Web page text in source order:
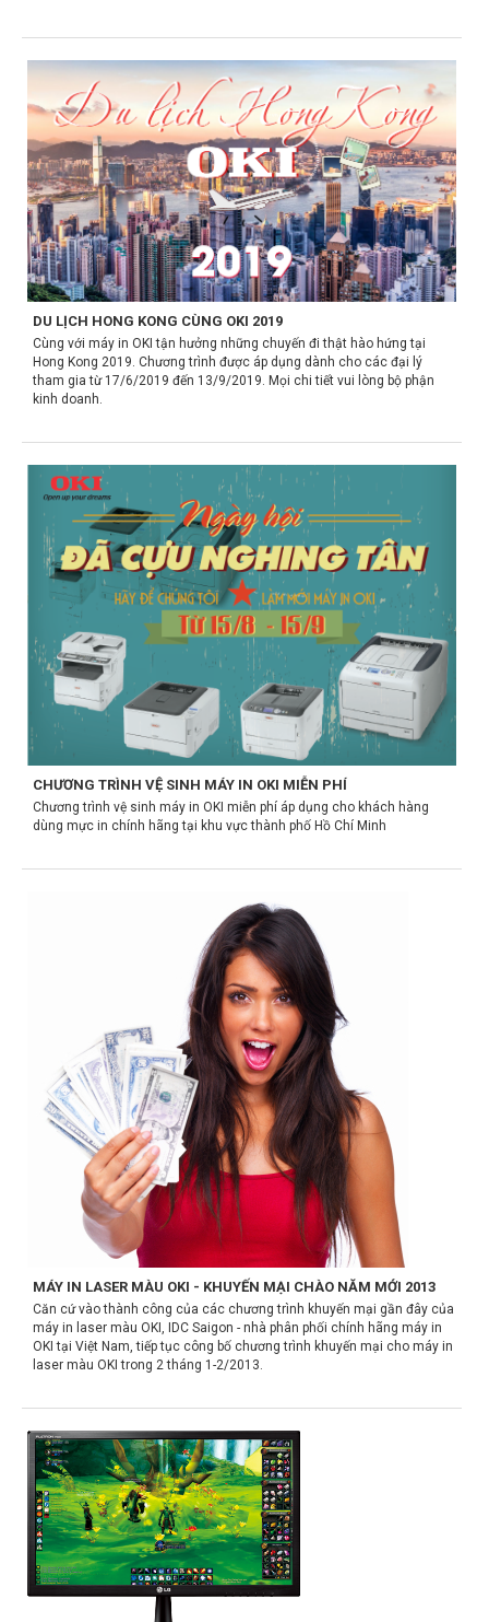
DU LỊCH HONG KONG CÙNG OKI 2019
Cùng với máy in OKI tận hưởng những chuyến đi thật hào hứng tại
Hong Kong 2019. Chương trình được áp dụng dành cho các đại lý
tham gia từ 17/6/2019 đến 13/9/2019. Mọi chi tiết vui lòng bộ phận
kinh doanh.
CHƯƠNG TRÌNH VỆ SINH MÁY IN OKI MIỄN PHÍ
Chương trình vệ sinh máy in OKI miễn phí áp dụng cho khách hàng
dùng mực in chính hãng tại khu vực thành phố Hồ Chí Minh
MÁY IN LASER MÀU OKI - KHUYẾN MẠI CHÀO NĂM MỚI 2013
Căn cứ vào thành công của các chương trình khuyến mại gần đây của
máy in laser màu OKI, IDC Saigon - nhà phân phối chính hãng máy in
OKI tại Việt Nam, tiếp tục công bố chương trình khuyến mại cho máy in
laser màu OKI trong 2 tháng 1-2/2013.